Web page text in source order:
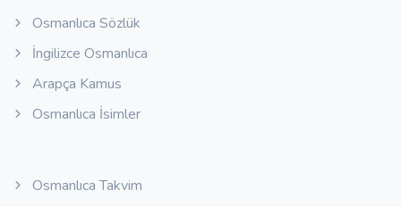
Osmanlıca Sözlük
İngilizce Osmanlıca
Arapça Kamus
Osmanlıca İsimler
Osmanlıca Takvim